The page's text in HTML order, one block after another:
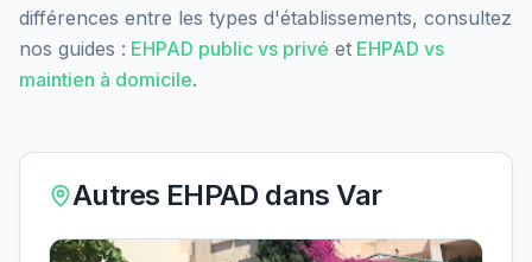
différences entre les types d'établissements, consultez
nos guides : EHPAD public vs privé et EHPAD vs
maintien à domicile.
Autres EHPAD dansVar